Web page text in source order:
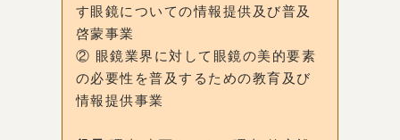
す眼鏡についての情報提供及び普及
啓蒙事業
② 眼鏡業界に対して眼鏡の美的要素
の必要性を普及するための教育及び
情報提供事業